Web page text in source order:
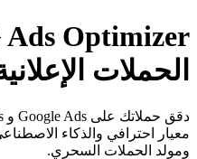
الحملات
معيار احترافي والذكاء
ومولد الحملات السحري.